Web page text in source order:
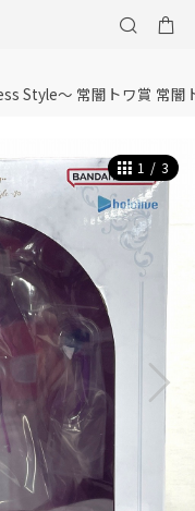
Style～ 常闇トワ賞 常闇
1 / 3